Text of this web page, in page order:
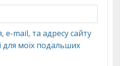
e-mail, та адресу сайту
для моїх подальших